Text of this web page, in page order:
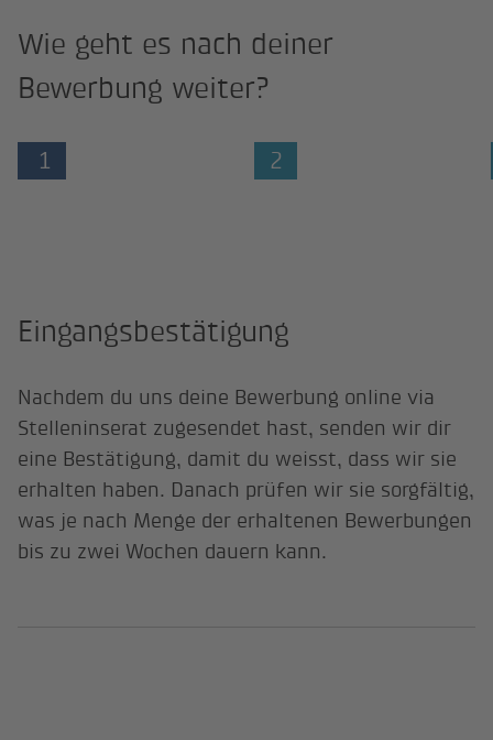
Wie geht es nach deiner
Bewerbung weiter?
1 2
Eingangsbestätigung
Nachdem du uns deine Bewerbung online via
Stelleninserat zugesendet hast, senden wir dir
eine Bestätigung, damit du weisst, dass wir sie
erhalten haben. Danach prüfen wir sie sorgfältig,
was je nach Menge der erhaltenen Bewerbungen
bis zu zwei Wochen dauern kann.